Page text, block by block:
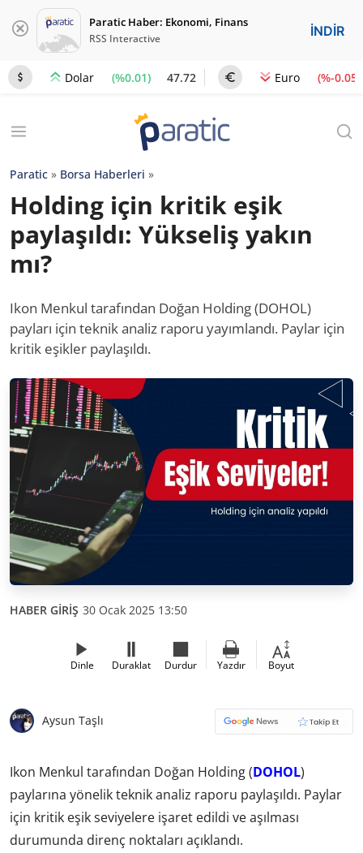
Paratic Haber: Ekonomi, Finans
RSS Interactive İNDİR
Dolar (%0.01) 47.72 Euro (%-0.05)
Paratic » Borsa Haberleri »
Holding için kritik eşik
paylaşıldı: Yükseliş yakın
mı?
Ikon Menkul tarafından Doğan Holding (DOHOL)
payları için teknik analiz raporu yayımlandı. Paylar için
kritik eşikler paylaşıldı.
HABER GİRİŞ 30 Ocak 2025 13:50
Dinle Duraklat Durdur Yazdır Boyut
Aysun Taşlı
Ikon Menkul tarafından Doğan Holding (DOHOL)
paylarına yönelik teknik analiz raporu paylaşıldı. Paylar
için kritik eşik seviyelere işaret edildi ve aşılması
durumunda direnç noktaları açıklandı.